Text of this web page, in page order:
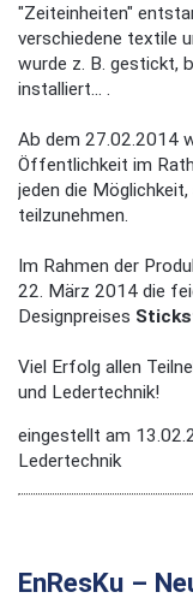
"Zeiteinheiten"
verschiedene textile
wurde z. B. gestickt,
installiert... .
Ab dem 27.02.2014
Öffentlichkeit im
jeden die
teilzunehmen.
Im Rahmen der
22. März 2014 die
Designpreises
Viel Erfolg allen
und Ledertechnik!
eingestellt am
Ledertechnik
EnResKu –